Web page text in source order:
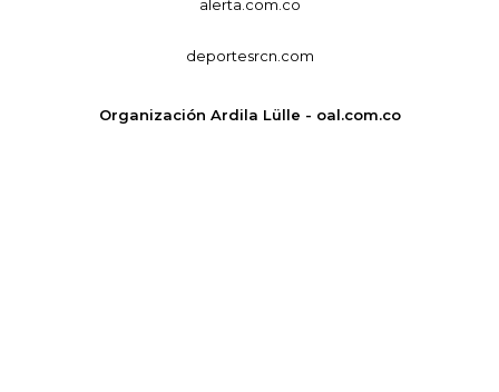
alerta.com.co
deportesrcn.com
Organización Ardila Lülle - oal.com.co